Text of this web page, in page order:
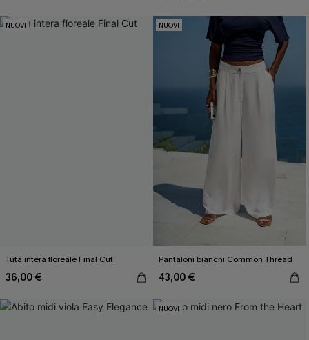
NUOVI
Tuta intera floreale Final Cut
36,00 €
NUOVI
Pantaloni bianchi Common Thread
43,00 €
NUOVI